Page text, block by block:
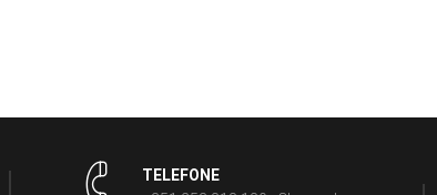
TELEFONE